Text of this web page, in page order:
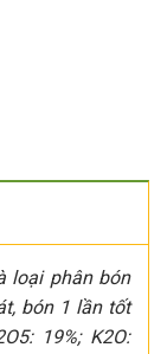
loại phân bón
bón 1 lần tốt
19%; K2O: